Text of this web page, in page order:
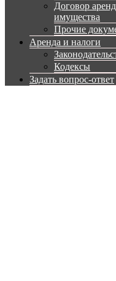
Договор
имущества
Прочие
Аренда и налоги
Кодексы
Задать вопрос-ответ